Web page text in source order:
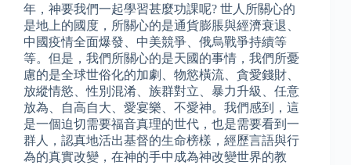
年，神要我們一起學習甚麼功課呢? 世人所關心的
是地上的國度，所關心的是通貨膨脹與經濟衰退、
中國疫情全面爆發、中美競爭、俄烏戰爭持續等
等。但是，我們所關心的是天國的事情，我們所憂
慮的是全球世俗化的加劇、物慾橫流、貪愛錢財、
放縱情慾、性別混淆、族群對立、暴力升級、任意
放為、自高自大、愛宴樂、不愛神。我們感到，這
是一個迫切需要福音真理的世代，也是需要看到一
群人，認真地活出基督的生命榜樣，經歷言語與行
為的真實改變，在神的手中成為神改變世界的教